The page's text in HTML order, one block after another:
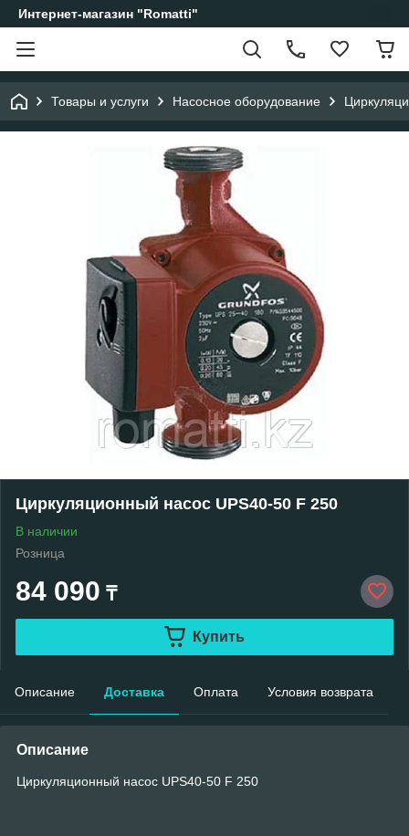
Интернет-магазин "Romatti"
Товары и услуги Насосное оборудование
Циркуляционный насос UPS40-50 F 250
В наличии
Розница
84 090 ₸
Купить
Описание Доставка Оплата Условия возврата
Описание
Циркуляционный насос UPS40-50 F 250